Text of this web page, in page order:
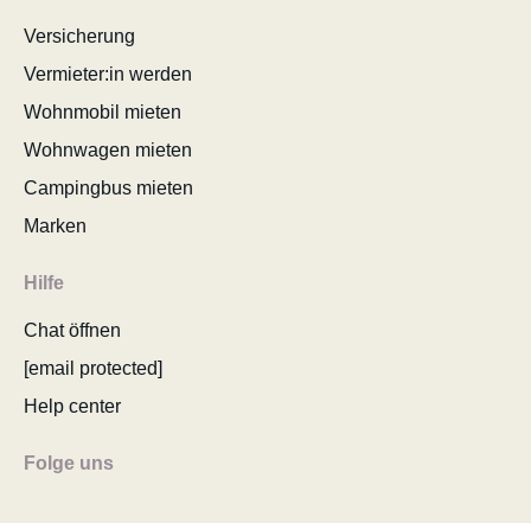
Versicherung
Vermieter:in werden
Wohnmobil mieten
Wohnwagen mieten
Campingbus mieten
Marken
Hilfe
Chat öffnen
[email protected]
Help center
Folge uns